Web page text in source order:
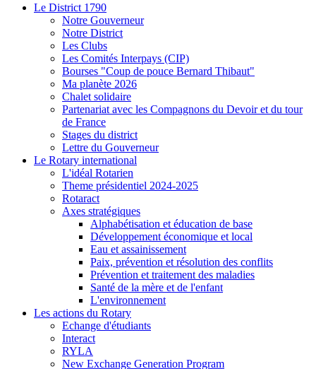
Le District 1790
Notre Gouverneur
Notre District
Les Clubs
Les Comités Interpays (CIP)
Bourses "Coup de pouce Bernard Thibaut"
Ma planète 2026
Chalet solidaire
Partenariat avec les Compagnons du Devoir et du tour
de France
Stages du district
Lettre du Gouverneur
Le Rotary international
L'idéal Rotarien
Theme présidentiel 2024-2025
Rotaract
Axes stratégiques
Alphabétisation et éducation de base
Développement économique et local
Eau et assainissement
Paix, prévention et résolution des conflits
Prévention et traitement des maladies
Santé de la mère et de l'enfant
L'environnement
Les actions du Rotary
Echange d'étudiants
Interact
RYLA
New Exchange Generation Program